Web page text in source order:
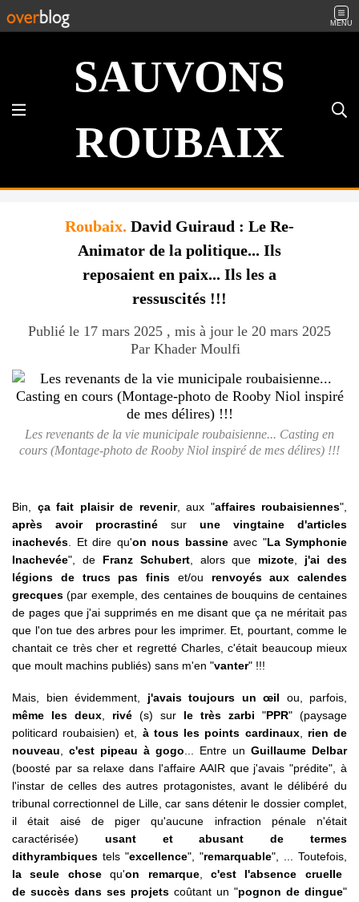
MENU
SAUVONS
ROUBAIX
Roubaix. David Guiraud : Le Re-
Animator de la politique... Ils
reposaient en paix... Ils les a
ressuscités !!!
Publié le 17 mars 2025 , mis à jour le 20 mars 2025
Par Khader Moulfi
Les revenants de la vie municipale roubaisienne... Casting en
cours (Montage-photo de Rooby Niol inspiré de mes délires) !!!
Bin, ça fait plaisir de revenir, aux "affaires roubaisiennes",
après avoir procrastiné sur une vingtaine d'articles
inachevés . Et dire qu'on nous bassineavec "La Symphonie
Inachevée", de Franz Schubert, alors que mizote
j'ai des
légions de trucs pas finis et/ou renvoyés aux calendes
grecques (par exemple, des centaines de bouquins de centaines
de pages que j'ai supprimés en me disant que ça ne méritait pas
que l'on tue des arbres pour les imprimer. Et, pourtant, comme le
chantait ce très cher et regretté Charles, c'était beaucoup mieux
que moult machins publiés) sans m'en "vanter" !!!
Mais, bien évidemment, j'avais toujours un œil ou, parfois,
même les deux
rivé (s) sur le très zarbi "PPR" (paysage
politicard roubaisien) et, à tous les points cardinaux, rien de
nouveau
c'est pipeau à gogo ... Entre un Guillaume Delbar
(boosté par sa relaxe dans l'affaire AAIR que j'avais "prédite", à
l'instar de celles des autres protagonistes, avant le délibéré du
tribunal correctionnel de Lille, car sans détenir le dossier complet,
il était aisé de piger qu'aucune infraction pénale n'était
caractérisée) usant et abusant de termes
dithyrambiques tels "excellence", "remarquable", ... Toutefois,
la seule chosequ'on remarque, c'est l'absence cruelle
de succès dans ses projets coûtant un "pognon de dingue"